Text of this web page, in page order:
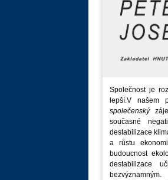
Společnost je
lepší.V našem
společenský
současné
destabilizace
a růstu
budoucnost
destabilizace